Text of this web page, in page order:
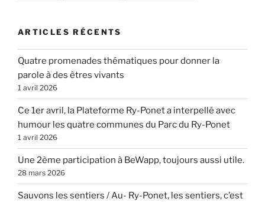
ARTICLES RÉCENTS
Quatre promenades thématiques pour donner la
parole à des êtres vivants
1 avril 2026
Ce 1er avril, la Plateforme Ry-Ponet a interpellé avec
humour les quatre communes du Parc du Ry-Ponet
1 avril 2026
Une 2ème participation à BeWapp, toujours aussi utile.
28 mars 2026
Sauvons les sentiers / Au- Ry-Ponet, les sentiers, c’est